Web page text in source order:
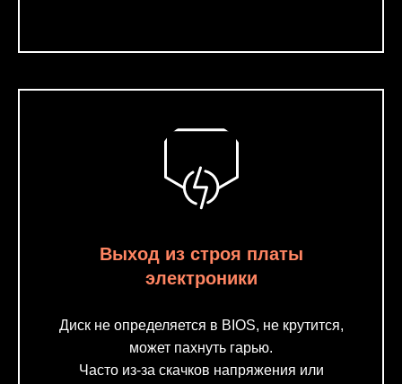
Выход из строя платы
электроники
Диск не определяется в BIOS, не крутится,
может пахнуть гарью.
Часто из-за скачков напряжения или